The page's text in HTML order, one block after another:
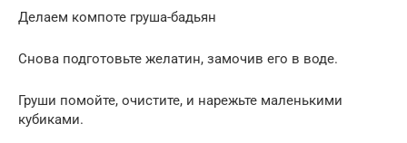
Делаем компоте груша-бадьян
Снова подготовьте желатин, замочив его в воде.
Груши помойте, очистите, и нарежьте маленькими
кубиками.